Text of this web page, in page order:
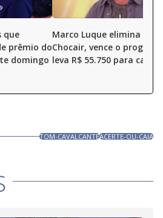
que
prêmio do
domingo
Marco Luque elimina
Chocair, vence o
leva R$ 55.750 para casa
TOM-CAVALCANTEACERTE-OU-CAIA